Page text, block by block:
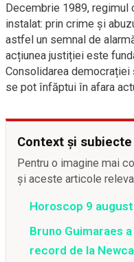
Decembrie 1989,
instalat: prin crime și
astfel un semnal de
acțiunea justiției este
Consolidarea democrației
se pot înfăptui în afara
Context și
Pentru o imagine mai
și aceste articole
Horoscop 9
Bruno Guimaraes
record de la